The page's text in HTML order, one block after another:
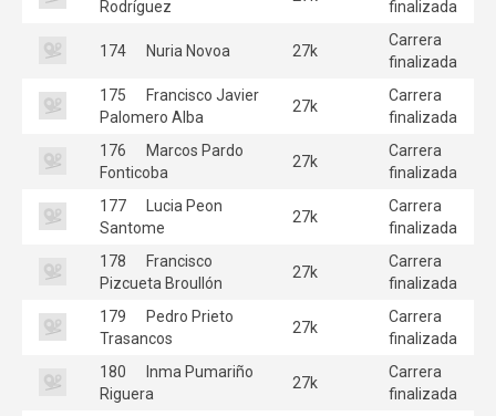
Rodríguez
finalizada
174 Nuria Novoa 27k
Carrera
finalizada
175
Francisco Javier
Palomero Alba
27k
Carrera
finalizada
176
Marcos Pardo
Fonticoba
27k
Carrera
finalizada
177
Lucia Peon
Santome
27k
Carrera
finalizada
178
Francisco
Pizcueta Broullón
27k
Carrera
finalizada
179
Pedro Prieto
Trasancos
27k
Carrera
finalizada
180
Inma Pumariño
Riguera
27k
Carrera
finalizada